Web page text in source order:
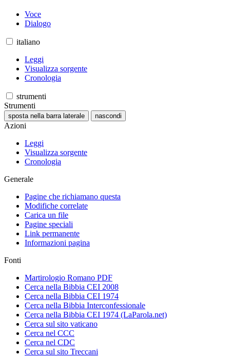
Voce
Dialogo
italiano
Leggi
Visualizza sorgente
Cronologia
strumenti
Strumenti
sposta nella barra laterale nascondi
Azioni
Leggi
Visualizza sorgente
Cronologia
Generale
Pagine che richiamano questa
Modifiche correlate
Carica un file
Pagine speciali
Link permanente
Informazioni pagina
Fonti
Martirologio Romano PDF
Cerca nella Bibbia CEI 2008
Cerca nella Bibbia CEI 1974
Cerca nella Bibbia Interconfessionale
Cerca nella Bibbia CEI 1974 (LaParola.net)
Cerca sul sito vaticano
Cerca nel CCC
Cerca nel CDC
Cerca sul sito Treccani